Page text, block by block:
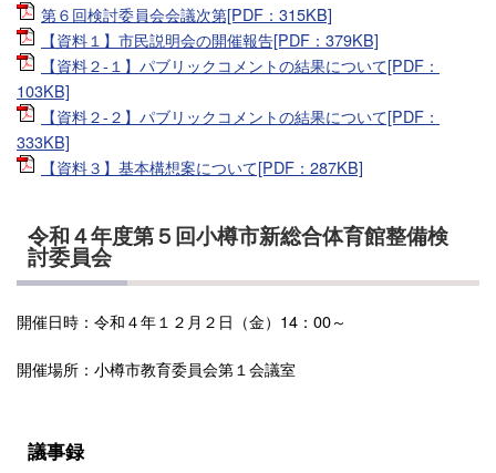
第６回検討委員会会議次第[PDF：315KB]
【資料１】市民説明会の開催報告[PDF：379KB]
【資料２-１】パブリックコメントの結果について[PDF：
103KB]
【資料２-２】パブリックコメントの結果について[PDF：
333KB]
【資料３】基本構想案について[PDF：287KB]
令和４年度第５回小樽市新総合体育館整備検
討委員会
開催日時：令和４年１２月２日（金）14：00～
開催場所：小樽市教育委員会第１会議室
議事録